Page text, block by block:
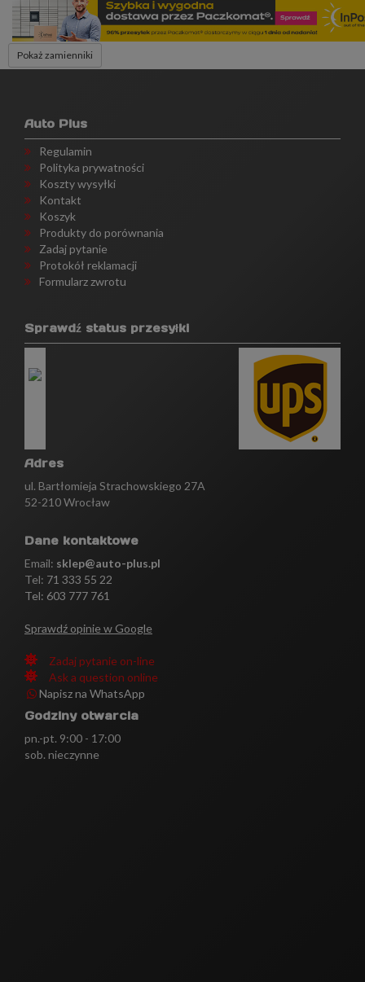
Pokaż zamienniki
Auto Plus
Regulamin
Polityka prywatności
Koszty wysyłki
Kontakt
Koszyk
Produkty do porównania
Zadaj pytanie
Protokół reklamacji
Formularz zwrotu
Sprawdź status przesyłki
Adres
ul. Bartłomieja Strachowskiego 27A
52-210 Wrocław
Dane kontaktowe
Email: sklep@auto-plus.pl
Tel: 71 333 55 22
Tel: 603 777 761
Sprawdź opinie w Google
Zadaj pytanie on-line
Ask a question online
Napisz na WhatsApp
Godziny otwarcia
pn.-pt. 9:00 - 17:00
sob. nieczynne